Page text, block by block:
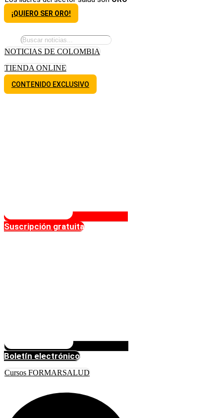
¡QUIERO SER ORO!
NOTICIAS DE COLOMBIA
TIENDA ONLINE
CONTENIDO EXCLUSIVO
Suscripción gratuita
Boletín electrónico
Cursos FORMARSALUD